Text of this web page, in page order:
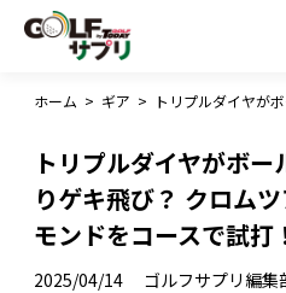
ホーム > ギア >
トリプルダイヤがボ
りゲキ飛び？ クロム
モンドをコースで試打
2025/04/14 ゴルフサプリ編